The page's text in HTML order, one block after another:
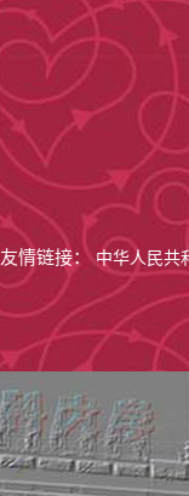
友情链接：中华人民共